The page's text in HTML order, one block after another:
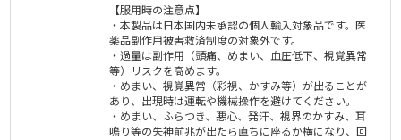
【服用時の注意点】
・本製品は日本国内未承認の個人輸入対象品です。医
薬品副作用被害救済制度の対象外です。
・過量は副作用（頭痛、めまい、血圧低下、視覚異常
等）リスクを高めます。
・めまい、視覚異常（彩視、かすみ等）が出ることが
あり、出現時は運転や機械操作を避けてください。
・めまい、ふらつき、悪心、発汗、視界のかすみ、耳
鳴り等の失神前兆が出たら直ちに座るか横になり、回